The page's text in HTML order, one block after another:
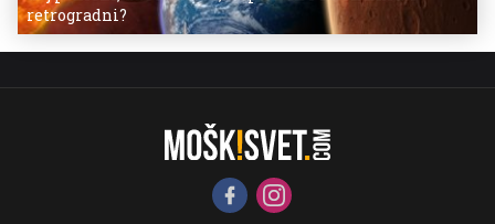
retrogradni?